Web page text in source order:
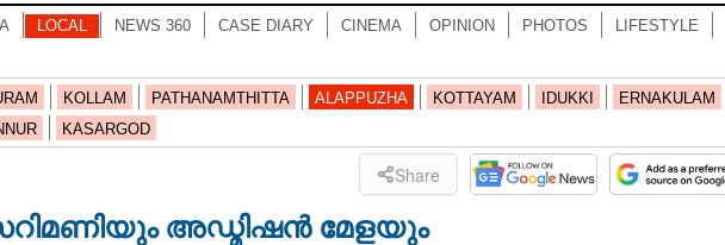
LOCAL NEWS 360 CASE DIARY CINEMA OPINION PHOTOS LIFESTYLE
KOLLAM PATHANAMTHITTA ALAPPUZHA KOTTAYAM IDUKKI
ERNAKULAM
KASARGOD
Share
അഡ്മിഷൻ മേളയും